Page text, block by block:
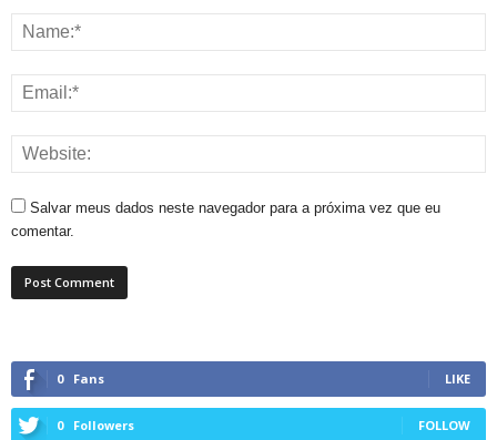
Salvar meus dados neste navegador para a próxima vez que eu
comentar.
0 Fans LIKE
0 Followers FOLLOW